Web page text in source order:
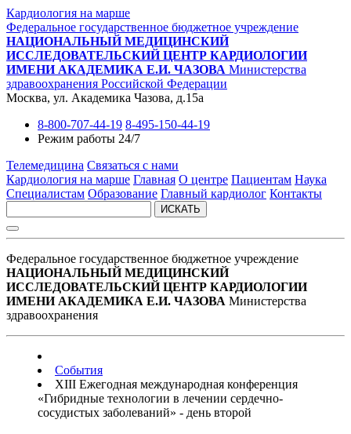
Кардиология на марше
Федеральное государственное бюджетное учреждение
НАЦИОНАЛЬНЫЙ МЕДИЦИНСКИЙ
ИССЛЕДОВАТЕЛЬСКИЙ ЦЕНТР КАРДИОЛОГИИ
ИМЕНИ АКАДЕМИКА Е.И. ЧАЗОВА Министерства
здравоохранения Российской Федерации
Москва, ул. Академика Чазова, д.15а
8-800-707-44-19 8-495-150-44-19
Режим работы 24/7
Телемедицина Связаться с нами
Кардиология на марше Главная О центре Пациентам Наука
Специалистам Образование Главный кардиолог Контакты
ИСКАТЬ
Федеральное государственное бюджетное учреждение
НАЦИОНАЛЬНЫЙ МЕДИЦИНСКИЙ
ИССЛЕДОВАТЕЛЬСКИЙ ЦЕНТР КАРДИОЛОГИИ
ИМЕНИ АКАДЕМИКА Е.И. ЧАЗОВА Министерства
здравоохранения
События
ХIII Ежегодная международная конференция
«Гибридные технологии в лечении сердечно-
сосудистых заболеваний» - день второй